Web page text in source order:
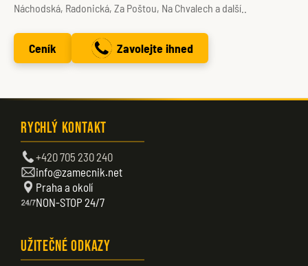
Náchodská, Radonická, Za Poštou, Na Chvalech a další..
Ceník Zavolejte ihned
Rychlý kontakt
+420 705 230 240
info@zamecnik.net
Praha a okolí
NON-STOP 24/7
Užitečné odkazy